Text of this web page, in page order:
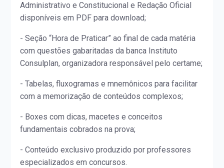
Administrativo e Constitucional e Redação Oficial
disponíveis em PDF para download;
- Seção “Hora de Praticar” ao final de cada matéria
com questões gabaritadas da banca Instituto
Consulplan, organizadora responsável pelo certame;
- Tabelas, fluxogramas e mnemônicos para facilitar
com a memorização de conteúdos complexos;
- Boxes com dicas, macetes e conceitos
fundamentais cobrados na prova;
- Conteúdo exclusivo produzido por professores
especializados em concursos.